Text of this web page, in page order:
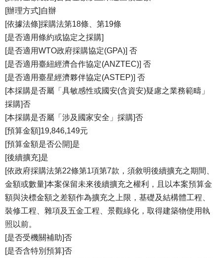
[辦理方式]自辦
[依據法條]採購法第18條、第19條
[是否適用條約或協定之採購]
[是否適用WTO政府採購協定(GPA)] 否
[是否適用臺紐經濟合作協定(ANZTEC)] 否
[是否適用臺星經濟夥伴協定(ASTEP)] 否
[本採購是否屬「具敏感性或國安(含資安)疑慮之業務範疇」
採購]否
[本採購是否屬「涉及國家安全」採購]否
[預算金額]19,846,149元
[預算金額是否公開]是
[後續擴充]是
[依政府採購法第22條第1項第7款，須敘明後續擴充之期間、
金額或數量]本案保留未來後續擴充之權利，且以本案預算金
額與決標金額之差額作為擴充之上限，基礎及結構體工程、
裝修工程、雜項及五金工程、景觀綠化，取得建築物使用執
照以前。
[是否受機關補助]否
[是否含特別預算]否